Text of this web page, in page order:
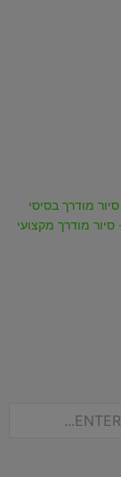
מודרך בסיסי
מודרך מקצועי